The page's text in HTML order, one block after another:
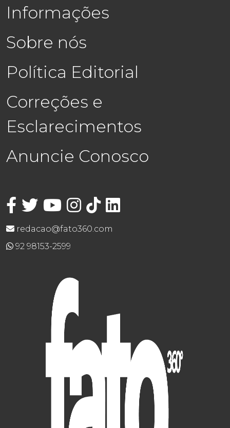
Informações
Sobre nós
Política Editorial
Correções e
Esclarecimentos
Anuncie Conosco
redacao@fato360.com
92 98153-2599